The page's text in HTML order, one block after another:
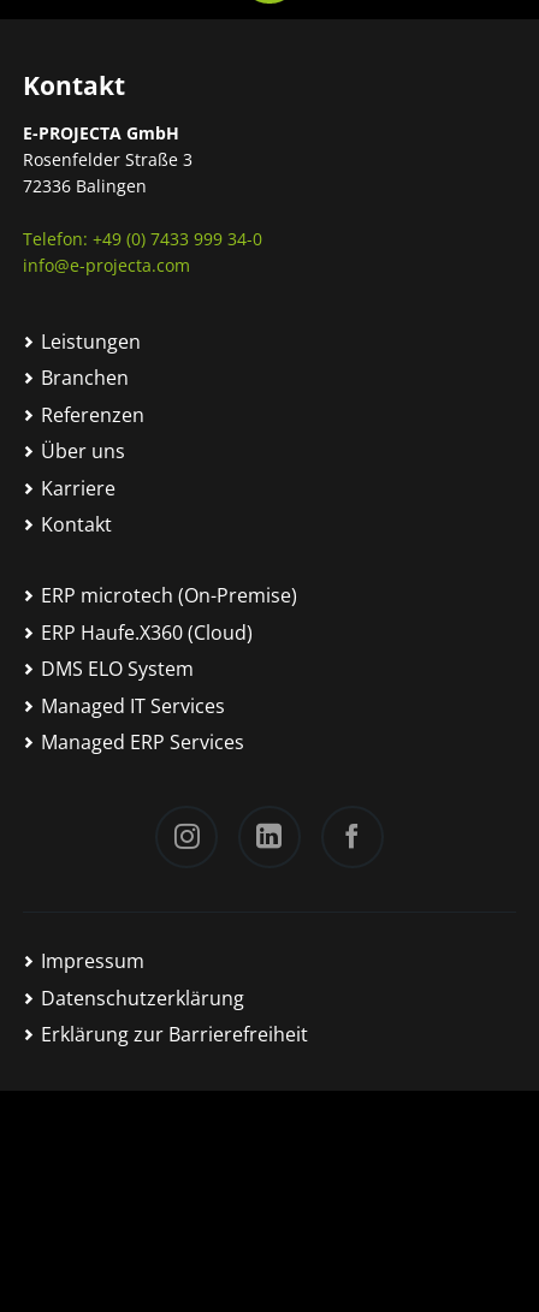
Kontakt
E-PROJECTA GmbH
Rosenfelder Straße 3
72336 Balingen
Telefon: +49 (0) 7433 999 34-0
info@e-projecta.com
Leistungen
Branchen
Referenzen
Über uns
Karriere
Kontakt
ERP microtech (On-Premise)
ERP Haufe.X360 (Cloud)
DMS ELO System
Managed IT Services
Managed ERP Services
Impressum
Datenschutzerklärung
Erklärung zur Barrierefreiheit